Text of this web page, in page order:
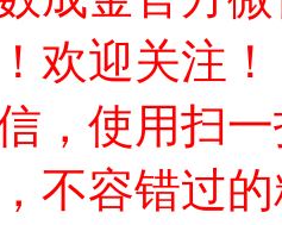
欢迎关注！
，使用扫
不容错过